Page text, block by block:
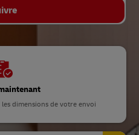
dimensions de votre envoi